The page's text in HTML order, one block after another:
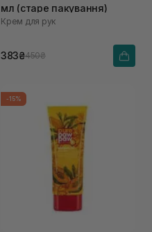
мл (старе пакування)
Крем для рук
383₴450₴
-15%